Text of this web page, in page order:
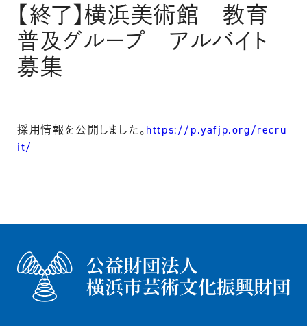
【終了】横浜美術館 教育
普及グループ アルバイト
募集
採用情報を公開しました。https://p.yafjp.org/recru
it/